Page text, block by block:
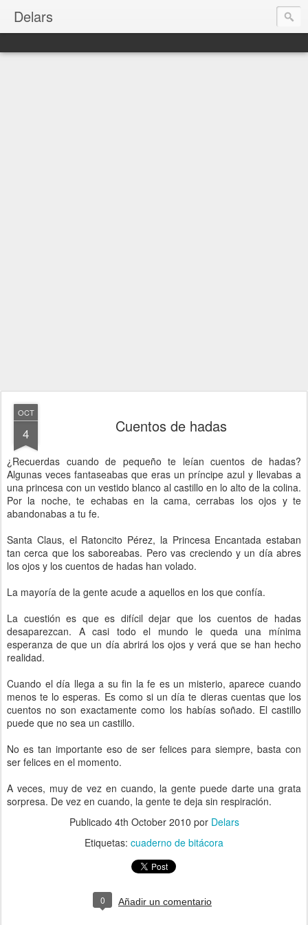
Delars
OCT
4 Cuentos de hadas
¿Recuerdas cuando de pequeño te leían cuentos de hadas?
Algunas veces fantaseabas que eras un príncipe azul y llevabas a
una princesa con un vestido blanco al castillo en lo alto de la colina.
Por la noche, te echabas en la cama, cerrabas los ojos y te
abandonabas a tu fe.
Santa Claus, el Ratoncito Pérez, la Princesa Encantada estaban
tan cerca que los saboreabas. Pero vas creciendo y un día abres
los ojos y los cuentos de hadas han volado.
La mayoría de la gente acude a aquellos en los que confía.
La cuestión es que es difícil dejar que los cuentos de hadas
desaparezcan. A casi todo el mundo le queda una mínima
esperanza de que un día abrirá los ojos y verá que se han hecho
realidad.
Cuando el día llega a su fin la fe es un misterio, aparece cuando
menos te lo esperas. Es como si un día te dieras cuentas que los
cuentos no son exactamente como los habías soñado. El castillo
puede que no sea un castillo.
No es tan importante eso de ser felices para siempre, basta con
ser felices en el momento.
A veces, muy de vez en cuando, la gente puede darte una grata
sorpresa. De vez en cuando, la gente te deja sin respiración.
Publicado 4th October 2010 por Delars
Etiquetas: cuaderno de bitácora
0 Añadir un comentario